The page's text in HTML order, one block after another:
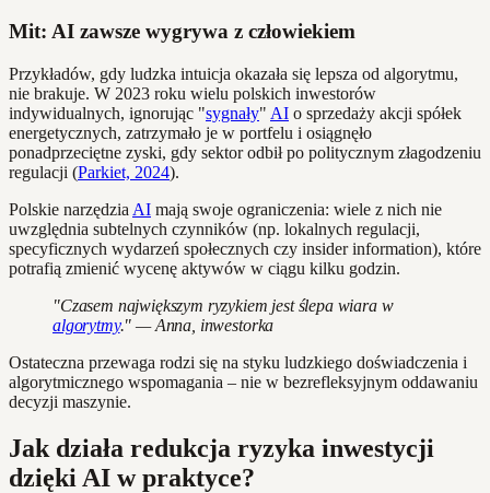
Mit: AI zawsze wygrywa z człowiekiem
Przykładów, gdy ludzka intuicja okazała się lepsza od algorytmu,
nie brakuje. W 2023 roku wielu polskich inwestorów
indywidualnych, ignorując "sygnały" AI o sprzedaży akcji spółek
energetycznych, zatrzymało je w portfelu i osiągnęło
ponadprzeciętne zyski, gdy sektor odbił po politycznym złagodzeniu
regulacji (Parkiet, 2024).
Polskie narzędzia AI mają swoje ograniczenia: wiele z nich nie
uwzględnia subtelnych czynników (np. lokalnych regulacji,
specyficznych wydarzeń społecznych czy insider information), które
potrafią zmienić wycenę aktywów w ciągu kilku godzin.
"Czasem największym ryzykiem jest ślepa wiara w
algorytmy." — Anna, inwestorka
Ostateczna przewaga rodzi się na styku ludzkiego doświadczenia i
algorytmicznego wspomagania – nie w bezrefleksyjnym oddawaniu
decyzji maszynie.
Jak działa redukcja ryzyka inwestycji
dzięki AI w praktyce?